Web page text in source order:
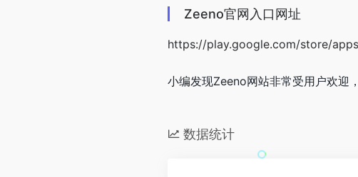
Zeeno官网入口网址
https://play.google.com/store/
小编发现Zeeno网站非常受用户欢迎
数据统计